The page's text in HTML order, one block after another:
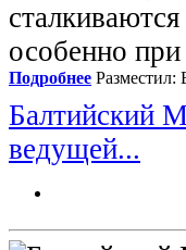
особенно при
Подробнее Разместил:
Балтийский
ведущей...